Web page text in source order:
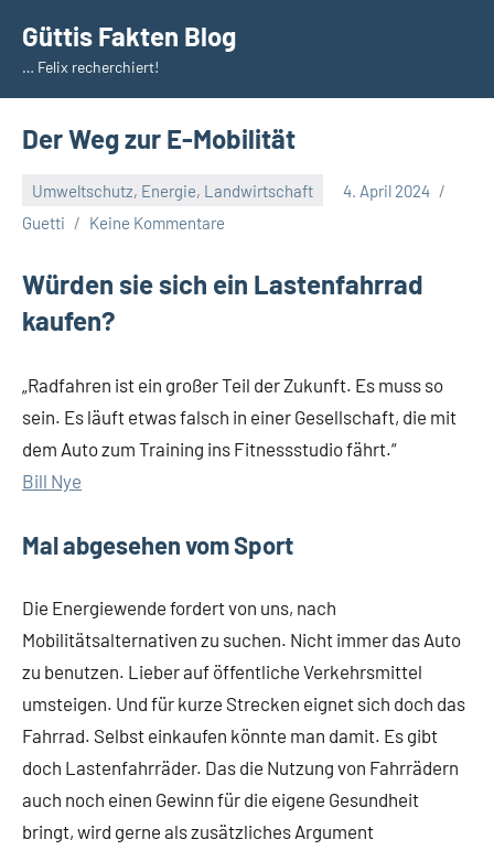
Inhalt
springen
Güttis Fakten Blog
… Felix recherchiert!
Der Weg zur E-Mobilität
Umweltschutz, Energie, Landwirtschaft
4. April 2024
Guetti
Keine Kommentare
Würden sie sich ein Lastenfahrrad
kaufen?
„Radfahren ist ein großer Teil der Zukunft. Es muss so
sein. Es läuft etwas falsch in einer Gesellschaft, die mit
dem Auto zum Training ins Fitnessstudio fährt.“
Bill Nye
Mal abgesehen vom Sport
Die Energiewende fordert von uns, nach
Mobilitätsalternativen zu suchen. Nicht immer das Auto
zu benutzen. Lieber auf öffentliche Verkehrsmittel
umsteigen. Und für kurze Strecken eignet sich doch das
Fahrrad. Selbst einkaufen könnte man damit. Es gibt
doch Lastenfahrräder. Das die Nutzung von Fahrrädern
auch noch einen Gewinn für die eigene Gesundheit
bringt, wird gerne als zusätzliches Argument